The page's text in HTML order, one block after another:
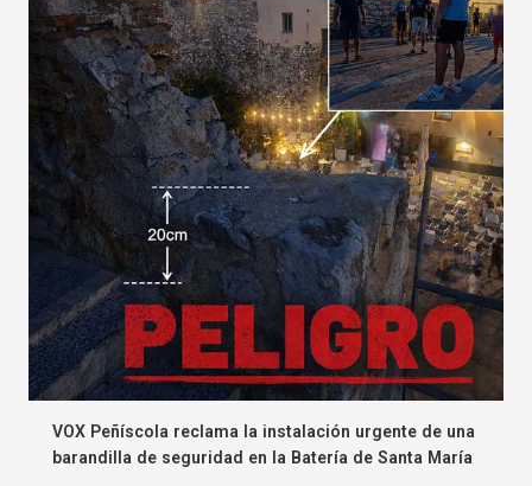
VOX Peñíscola reclama la instalación urgente de una
barandilla de seguridad en la Batería de Santa María